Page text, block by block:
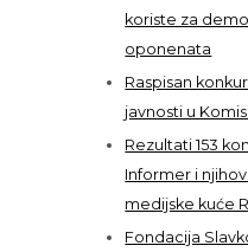
koriste za
oponenata
Raspisan
javnosti u
Rezultati 153
Informer i
medijske kuće
Fondacija